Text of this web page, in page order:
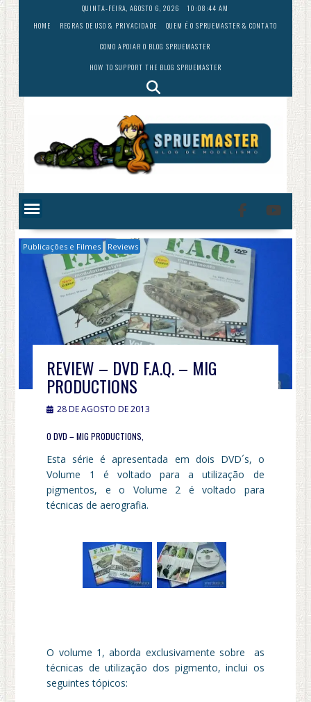
Skip
to
content
QUINTA-FEIRA, AGOSTO 6, 2026
10:08:45 AM
HOME
REGRAS DE USO & PRIVACIDADE
QUEM É O SPRUEMASTER & CONTATO
COMO APOIAR O BLOG SPRUEMASTER
HOW TO SUPPORT THE BLOG SPRUEMASTER
Publicações e Filmes Reviews
REVIEW – DVD F.A.Q. – MIG
PRODUCTIONS
28 DE AGOSTO DE 2013
O DVD – MIG PRODUCTIONS,
Esta série é apresentada em dois DVD´s, o
Volume 1 é voltado para a utilização de
pigmentos, e o Volume 2 é voltado para
técnicas de aerografia.
O volume 1, aborda exclusivamente sobre as
técnicas de utilização dos pigmento, inclui os
seguintes tópicos: